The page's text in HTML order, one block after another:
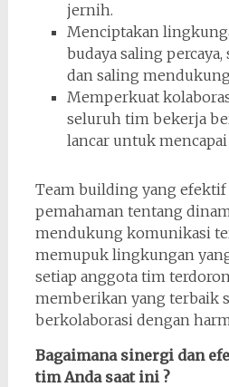
jernih.
Menciptakan
budaya saling
dan saling
Memperkuat
seluruh tim bekerja
lancar untuk
Team building yang efektif
pemahaman tentang
mendukung komunikasi
memupuk lingkungan
setiap anggota tim
memberikan yang terbaik
berkolaborasi dengan
Bagaimana sinergi dan
tim Anda saat ini ?